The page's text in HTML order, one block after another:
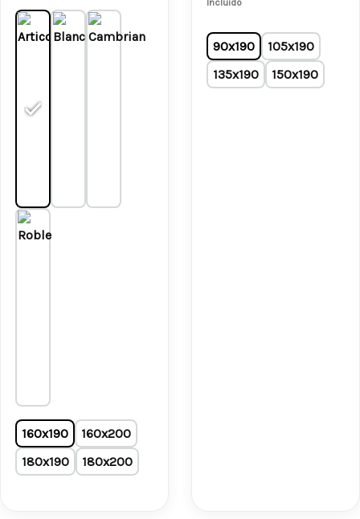
160x190
160x200
180x190
180x200
Incluido
90x190
105x190
135x190
150x190